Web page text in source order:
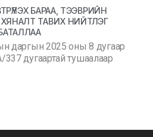
БАРАА, ТЭЭВРИЙН
ТАВИХ НИЙТЛЭГ
даргын 2025 оны 8 дугаар
дугаартай тушаалаар